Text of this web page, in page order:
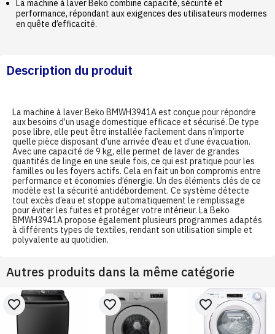
La machine à laver Beko combine capacité, sécurité et
performance, répondant aux exigences des utilisateurs modernes
en quête d’efficacité.
Description du produit
La machine à laver Beko BMWH3941A est conçue pour répondre
aux besoins d’un usage domestique efficace et sécurisé. De type
pose libre, elle peut être installée facilement dans n’importe
quelle pièce disposant d’une arrivée d’eau et d’une évacuation.
Avec une capacité de 9 kg, elle permet de laver de grandes
quantités de linge en une seule fois, ce qui est pratique pour les
familles ou les foyers actifs. Cela en fait un bon compromis entre
performance et économies d’énergie. Un des éléments clés de ce
modèle est la sécurité antidébordement. Ce système détecte
tout excès d’eau et stoppe automatiquement le remplissage
pour éviter les fuites et protéger votre intérieur. La Beko
BMWH3941A propose également plusieurs programmes adaptés
à différents types de textiles, rendant son utilisation simple et
polyvalente au quotidien.
Autres produits dans la même catégorie
favorite_border favorite_border favorite_border